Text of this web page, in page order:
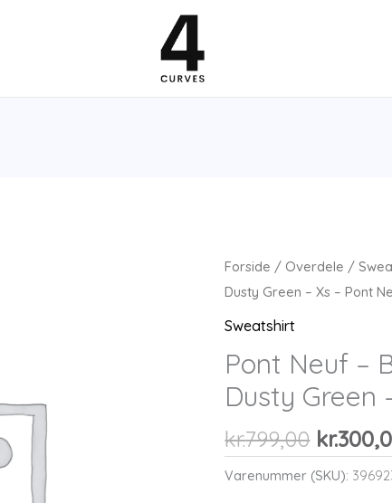
Forside / Overdele /
Dusty Green – Xs – Pont
Sweatshirt
Pont Neuf –
Dusty Green
kr.799,00 Den
pris
kr.
Varenummer (SKU):